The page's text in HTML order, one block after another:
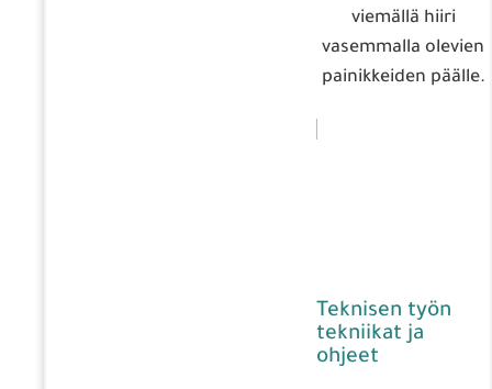
viemällä hiiri
vasemmalla olevien
painikkeiden päälle.
Teknisen työn
tekniikat ja
ohjeet